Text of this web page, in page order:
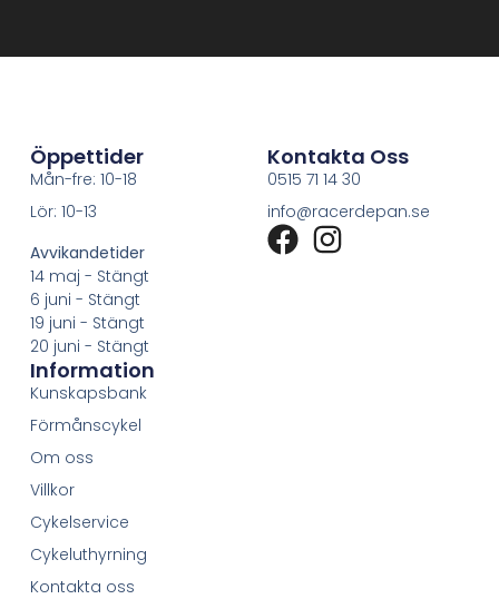
Öppettider
Mån-fre: 10-18
Lör: 10-13
Avvikandetider
14 maj - Stängt
6 juni - Stängt
19 juni - Stängt
20 juni - Stängt
Kontakta Oss
0515 71 14 30
info@racerdepan.se
Information
Kunskapsbank
Förmånscykel
Om oss
Villkor
Cykelservice
Cykeluthyrning
Kontakta oss